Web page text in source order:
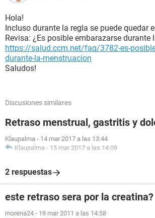
Hola!
Incluso durante la regla se puede quedar
Revisa: ¿Es posible embarazarse durante
https://salud.ccm.net/faq/3782-es-
durante-la-menstruacion
Saludos!
Discusiones similares
Retraso menstrual, gastritis y
Klaupalma - 14 mar 2017 a las 13:44
Klaupalma - 15 mar 2017 a las 14:09
2 respuestas
este retraso sera por la creatina?
morena24 - 19 mar 2011 a las 14:58